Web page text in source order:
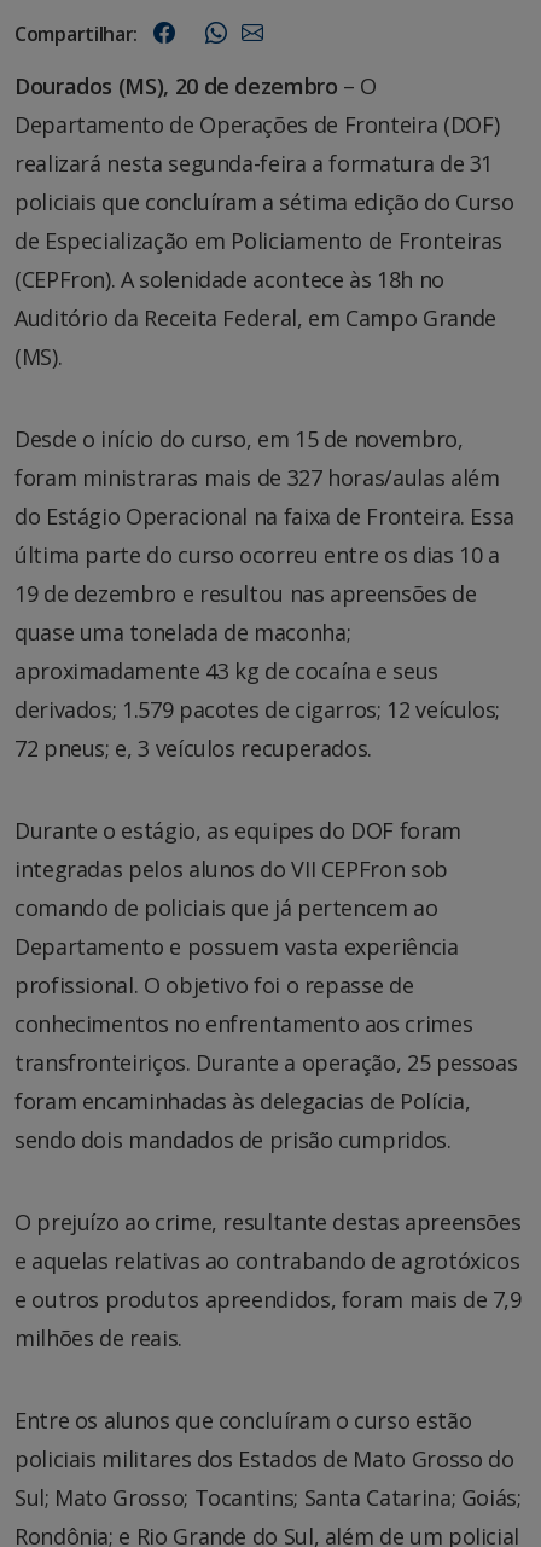
Compartilhar:
Dourados (MS), 20 de dezembro – O
Departamento de Operações de Fronteira (DOF)
realizará nesta segunda-feira a formatura de 31
policiais que concluíram a sétima edição do Curso
de Especialização em Policiamento de Fronteiras
(CEPFron). A solenidade acontece às 18h no
Auditório da Receita Federal, em Campo Grande
(MS).
Desde o início do curso, em 15 de novembro,
foram ministraras mais de 327 horas/aulas além
do Estágio Operacional na faixa de Fronteira. Essa
última parte do curso ocorreu entre os dias 10 a
19 de dezembro e resultou nas apreensões de
quase uma tonelada de maconha;
aproximadamente 43 kg de cocaína e seus
derivados; 1.579 pacotes de cigarros; 12 veículos;
72 pneus; e, 3 veículos recuperados.
Durante o estágio, as equipes do DOF foram
integradas pelos alunos do VII CEPFron sob
comando de policiais que já pertencem ao
Departamento e possuem vasta experiência
profissional. O objetivo foi o repasse de
conhecimentos no enfrentamento aos crimes
transfronteiriços. Durante a operação, 25 pessoas
foram encaminhadas às delegacias de Polícia,
sendo dois mandados de prisão cumpridos.
O prejuízo ao crime, resultante destas apreensões
e aquelas relativas ao contrabando de agrotóxicos
e outros produtos apreendidos, foram mais de 7,9
milhões de reais.
Entre os alunos que concluíram o curso estão
policiais militares dos Estados de Mato Grosso do
Sul; Mato Grosso; Tocantins; Santa Catarina; Goiás;
Rondônia; e Rio Grande do Sul, além de um policial